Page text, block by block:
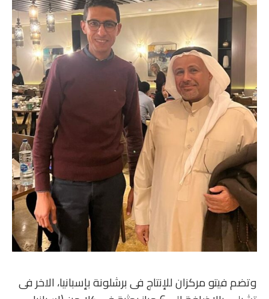
وتضم فيتو مركزان للإنتاج فى برشلونة بإسبانيا، الاخر فى